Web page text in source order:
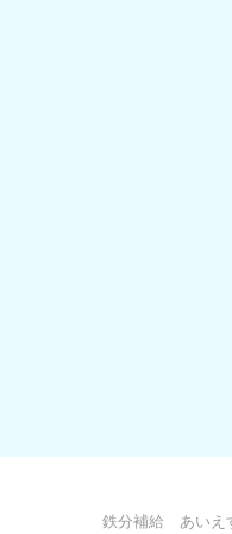
鉄分補給 あいえ